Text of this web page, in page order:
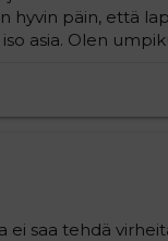
hyvin päin, että
asia. Olen
ei saa tehdä